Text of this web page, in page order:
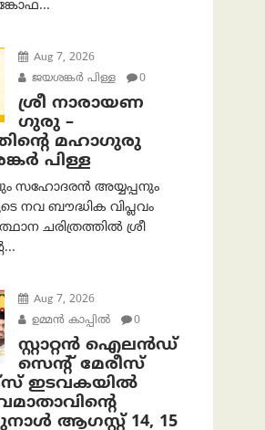
Aug 7, 2026
ജയശങ്കര്‍ പിള്ള
0
ശ്രീ നാരായണ
ഗുരു –
മഹാഗുരു
പിള്ള
സഹോദരൻ അയ്യപ്പനും
നവ ബൗദ്ധിക വിപ്ലവം
ചരിത്രത്തിൽ ശ്രീ
Aug 7, 2026
ഉമ്മന്‍ കാപ്പില്‍
0
സ്റ്റാറ്റൻ ഐലൻഡ്
സെന്റ് മേരീസ്
ഇടവകയിൽ
ആഗസ്റ്റ് 14, 15